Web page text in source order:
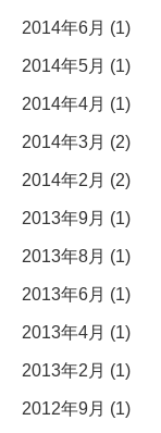
2014年6月 (1)
2014年5月 (1)
2014年4月 (1)
2014年3月 (2)
2014年2月 (2)
2013年9月 (1)
2013年8月 (1)
2013年6月 (1)
2013年4月 (1)
2013年2月 (1)
2012年9月 (1)